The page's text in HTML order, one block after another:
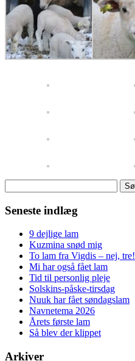
efter:
Seneste indlæg
9 dejlige lam
Kuzmina snød mig
To lam fra Vigdis – nej, tre!
Mi har også fået lam
Tid til personlig pleje
Solskins-påske-tirsdag
Nuuk har fået søndagslam
Navnetema 2026
Årets første lam
Så blev der klippet
Arkiver